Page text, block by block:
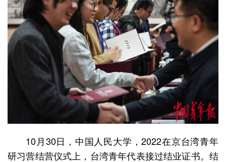
10月30日，中国人民大学，2022在京台湾青年
研习营结营仪式上，台湾青年代表接过结业证书。结